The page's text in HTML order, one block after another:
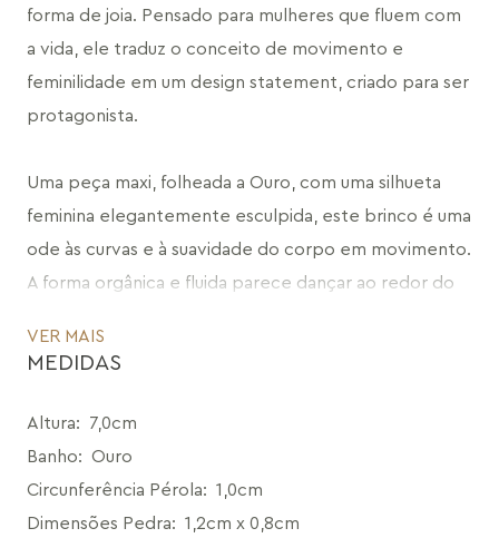
forma de joia. Pensado para mulheres que fluem com
a vida, ele traduz o conceito de movimento e
feminilidade em um design statement, criado para ser
protagonista.
Uma peça maxi, folheada a Ouro, com uma silhueta
feminina elegantemente esculpida, este brinco é uma
ode às curvas e à suavidade do corpo em movimento.
A forma orgânica e fluida parece dançar ao redor do
da vida em cada detalhe.
Um toque ainda mais especial é acrescentado pela
pedra Ágata Cinza Metalizada na sua base, com o seu
VER MAIS
MEDIDAS
Altura:
7,0cm
Banho: Ouro
Circunferência Pérola: 1,0cm
Dimensões Pedra: 1,2cm x 0,8cm